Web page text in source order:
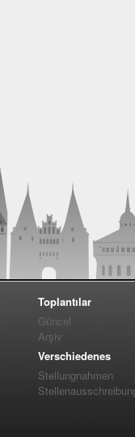
Toplantılar
Güncel
Arşiv
Verschiedenes
Stellungnahmen